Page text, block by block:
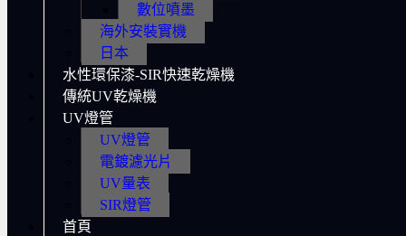
數位噴墨
海外安裝實機
日本
水性環保漆-SIR快速乾燥機
傳統UV乾燥機
UV燈管
UV燈管
電鍍濾光片
UV量表
SIR燈管
首頁